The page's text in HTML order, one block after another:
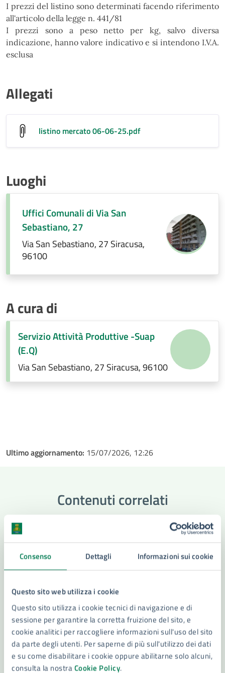
Consenso Dettagli Informazioni sui cookie
Questo sito web utilizza i cookie
Questo sito utilizza i cookie tecnici di navigazione e di
sessione per garantire la corretta fruizione del sito, e
cookie analitici per raccogliere informazioni sull'uso del sito
da parte degli utenti. Per saperne di più sull'utilizzo dei dati
e su come disabilitare i cookie oppure abilitarne solo alcuni,
consulta la nostraCookie Policy.
I prezzi del listino sono determinati facendo riferimento
all'articolo della legge n. 441/81
I prezzi sono a peso netto per kg, salvo diversa
indicazione, hanno valore indicativo e si intendono I.V.A.
esclusa
Allegati
listino mercato 06-06-25.pdf
Luoghi
Uffici Comunali di Via San
Sebastiano, 27
Via San Sebastiano, 27 Siracusa,
96100
A cura di
Servizio Attività Produttive -Suap
(E.Q)
Via San Sebastiano, 27 Siracusa, 96100
Ultimo aggiornamento: 15/07/2026, 12:26
Contenuti correlati
Iscrizione Anagrafica Stranieri Extra Comunitari
Iscrizione anagrafica Stranieri Comunitari
Ascensori: messa in esercizio e assegnazione
matricola
Disposizioni Anticipate di Trattamento (DAT)
Vedi altri 6